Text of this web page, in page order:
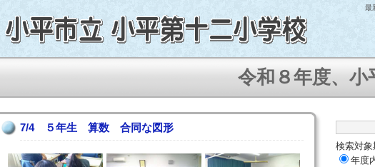
最
令和８年度、小平
7/4 ５年生 算数 合同な図形
検索対象
年度